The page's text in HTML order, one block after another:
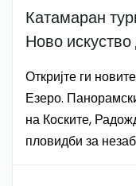
Катамаран
Ново
Откријте ги
Езеро.
на Коските,
пловидби за